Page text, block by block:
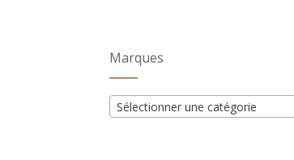
Marques
Sélectionner une catégorie